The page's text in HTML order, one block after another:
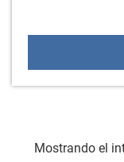
Mostrando el